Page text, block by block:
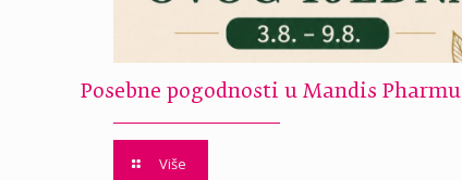
Posebne pogodnosti u Mandis Pharmu
Više